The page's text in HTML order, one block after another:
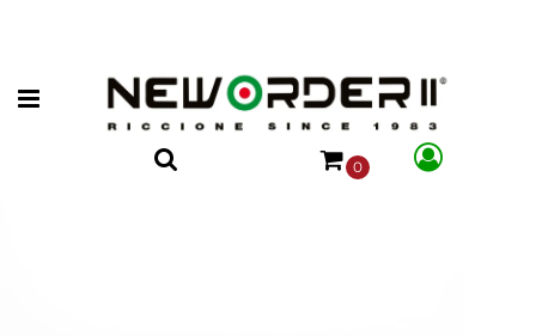
Open menu
0